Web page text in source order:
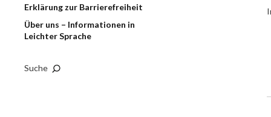
Erklärung zur Barrierefreiheit
Über uns – Informationen in
Leichter Sprache
Suche